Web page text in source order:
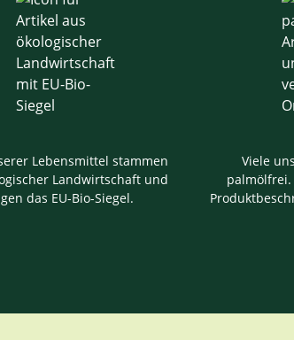
Lebensmittel stammen
Landwirtschaft und
das EU-Bio-Siegel.
Viele